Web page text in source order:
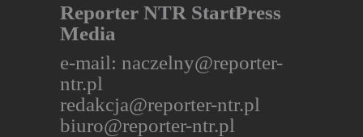
Reporter NTR StartPress
Media
e-mail: naczelny@reporter-
ntr.pl
redakcja@reporter-ntr.pl
biuro@reporter-ntr.pl